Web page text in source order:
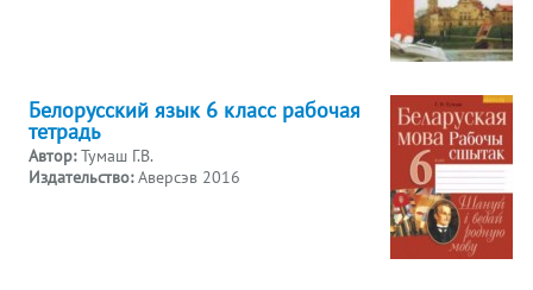
Белорусский язык 6 класс рабочая
тетрадь
Автор:Тумаш Г.В.
Издательство:Аверсэв 2016